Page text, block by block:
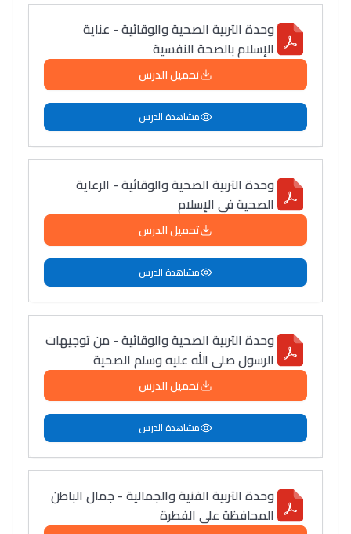
وحدة التربية الصحية والوقائية - عناية
الإسلام بالصحة النفسية
تحميل الدرس
مشاهدة الدرس
وحدة التربية الصحية والوقائية - الرعاية
الصحية في الإسلام
تحميل الدرس
مشاهدة الدرس
وحدة التربية الصحية والوقائية - من توجيهات
الرسول صلى الله عليه وسلم الصحية
تحميل الدرس
مشاهدة الدرس
وحدة التربية الفنية والجمالية - جمال الباطن
المحافظة على الفطرة